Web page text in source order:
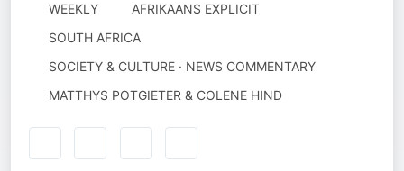
WEEKLY
AFRIKAANS EXPLICIT
SOUTH AFRICA
SOCIETY & CULTURE · NEWS COMMENTARY
AUTHORED
MATTHYS POTGIETER & COLENE HIND